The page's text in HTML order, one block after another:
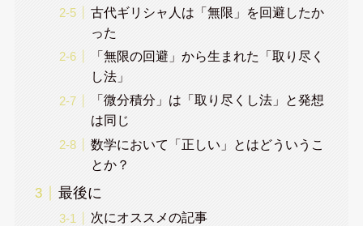
古代ギリシャ人は「無限」を回避したか
った
「無限の回避」から生まれた「取り尽く
し法」
「微分積分」は「取り尽くし法」と発想
は同じ
数学において「正しい」とはどういうこ
とか？
最後に
次にオススメの記事